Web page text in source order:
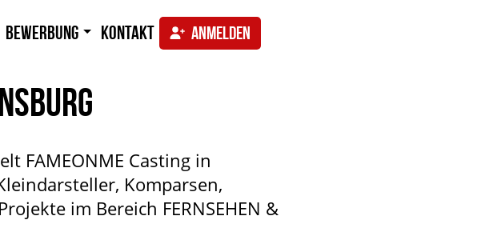
Bewerbung Kontakt ANMELDEN
FAMEONME Casting in
Komparsen,
im Bereich FERNSEHEN &